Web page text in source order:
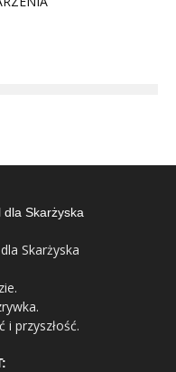
Skarżyska
i przyszłość.